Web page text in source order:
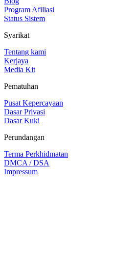
Program Afiliasi
Status Sistem
Syarikat
Tentang kami
Kerjaya
Media Kit
Pematuhan
Pusat Kepercayaan
Dasar Privasi
Dasar Kuki
Perundangan
Terma Perkhidmatan
DMCA / DSA
Impressum